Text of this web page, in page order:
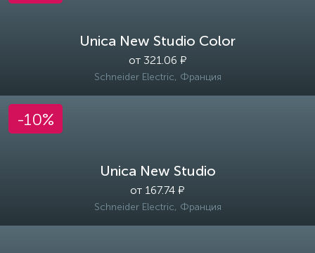
Unica New Studio Color
от 321.06 ₽
Schneider Electric, Франция
Unica New Studio
от 167.74 ₽
Schneider Electric, Франция
-10%